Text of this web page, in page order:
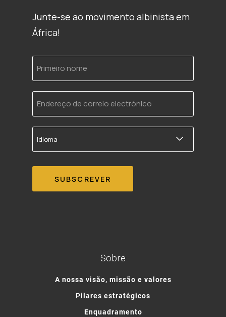
Junte-se ao movimento albinista em
África!
Primeiro
nome
Endereço
de
correio
electrónico
Idioma
Sobre
A nossa visão, missão e valores
Pilares estratégicos
Enquadramento